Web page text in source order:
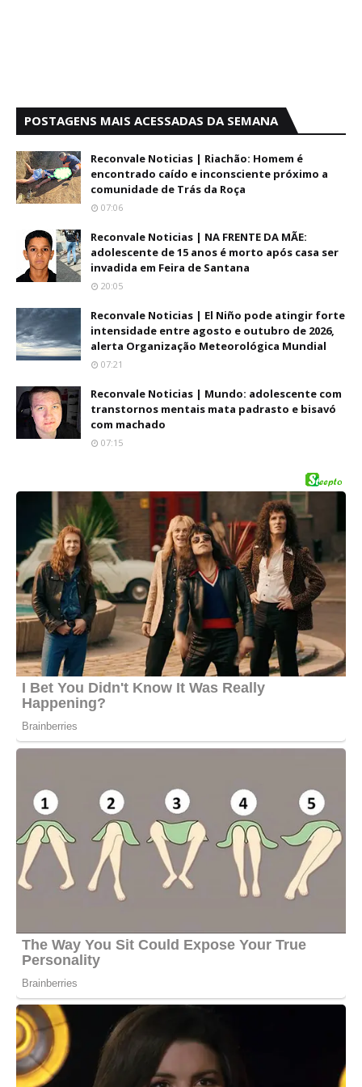
POSTAGENS MAIS ACESSADAS DA SEMANA
Reconvale Noticias | Riachão: Homem é
encontrado caído e inconsciente próximo a
comunidade de Trás da Roça
07:06
Reconvale Noticias | NA FRENTE DA MÃE:
adolescente de 15 anos é morto após casa ser
invadida em Feira de Santana
20:05
Reconvale Noticias | El Niño pode atingir forte
intensidade entre agosto e outubro de 2026,
alerta Organização Meteorológica Mundial
07:21
Reconvale Noticias | Mundo: adolescente com
transtornos mentais mata padrasto e bisavó
com machado
07:15